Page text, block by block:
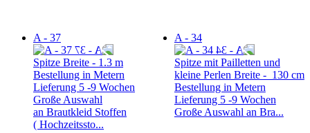
A - 37
Spitze Breite - 1.3 m
Bestellung in Metern
Lieferung 5 -9 Wochen
Große Auswahl
an Brautkleid Stoffen
( Hochzeitssto...
A - 34
Spitze mit Pailletten und
kleine Perlen Breite - 130 cm
Bestellung in Metern
Lieferung 5 -9 Wochen
Große Auswahl an Bra...